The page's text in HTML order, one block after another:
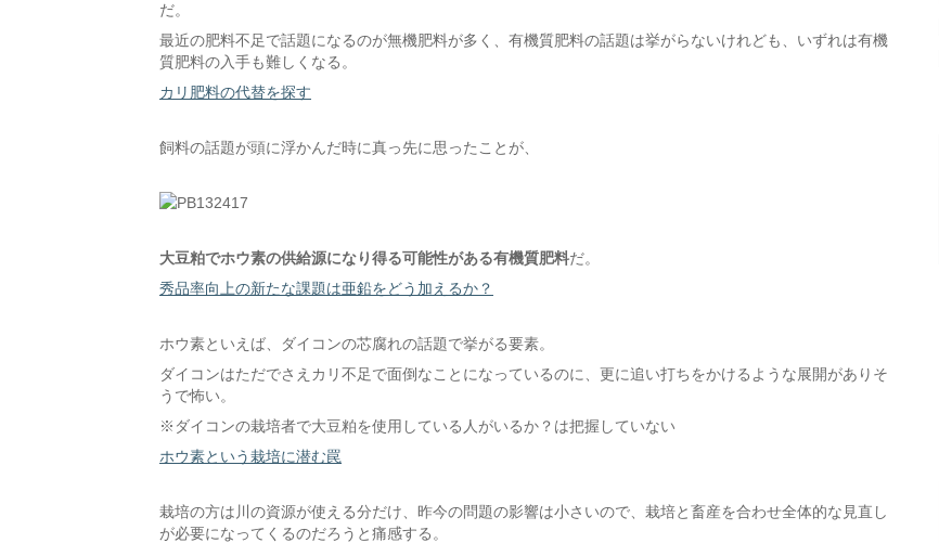
だ。
最近の肥料不足で話題になるのが無機肥料が多く、有機質肥料の話題は挙がらないけれども、いずれは有機
質肥料の入手も難しくなる。
カリ肥料の代替を探す
飼料の話題が頭に浮かんだ時に真っ先に思ったことが、
大豆粕でホウ素の供給源になり得る可能性がある有機質肥料だ。
秀品率向上の新たな課題は亜鉛をどう加えるか？
ホウ素といえば、ダイコンの芯腐れの話題で挙がる要素。
ダイコンはただでさえカリ不足で面倒なことになっているのに、更に追い打ちをかけるような展開がありそ
うで怖い。
※ダイコンの栽培者で大豆粕を使用している人がいるか？は把握していない
ホウ素という栽培に潜む罠
栽培の方は川の資源が使える分だけ、昨今の問題の影響は小さいので、栽培と畜産を合わせ全体的な見直し
が必要になってくるのだろうと痛感する。